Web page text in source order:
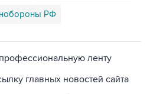
РФ
ленту
главных новостей сайта